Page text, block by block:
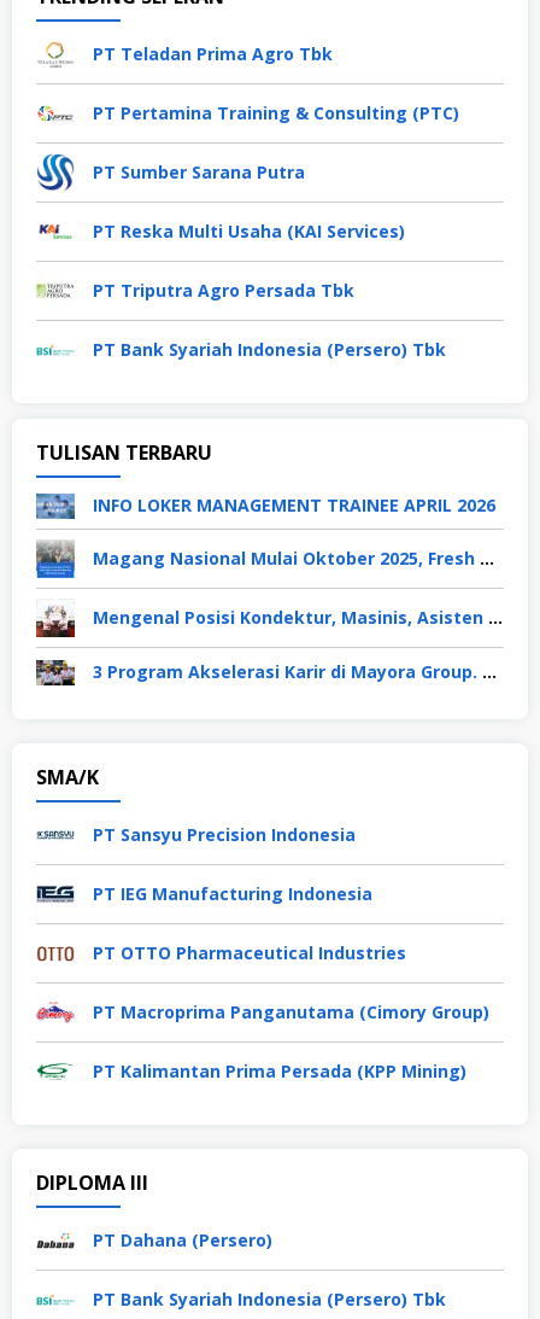
PT Teladan Prima Agro Tbk
PT Pertamina Training & Consulting (PTC)
PT Sumber Sarana Putra
PT Reska Multi Usaha (KAI Services)
PT Triputra Agro Persada Tbk
PT Bank Syariah Indonesia (Persero) Tbk
TULISAN TERBARU
INFO LOKER MANAGEMENT TRAINEE APRIL 2026
Magang Nasional Mulai Oktober 2025, Fresh Graduate Dapat Gaji UMP Selama 6 Bulan
Mengenal Posisi Kondektur, Masinis, Asisten PPKA, Pemeliharaan Sarana dan Prasarana, Polsuska (Polisi Khusus Kereta Api), di PT KAI
3 Program Akselerasi Karir di Mayora Group. Apa Saja? Berikut Penjelasannya
SMA/K
PT Sansyu Precision Indonesia
PT IEG Manufacturing Indonesia
PT OTTO Pharmaceutical Industries
PT Macroprima Panganutama (Cimory Group)
PT Kalimantan Prima Persada (KPP Mining)
DIPLOMA III
PT Dahana (Persero)
PT Bank Syariah Indonesia (Persero) Tbk